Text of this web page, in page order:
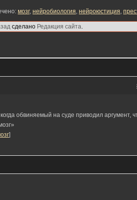
мозг, нейробиология нейроюстиция
сделано Редакция сайта
обвиняемый на суде приводил аргумент,
]